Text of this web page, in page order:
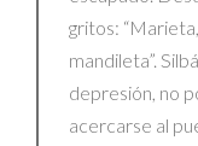
gritos:
mandileta”.
depresión, no
acercarse al